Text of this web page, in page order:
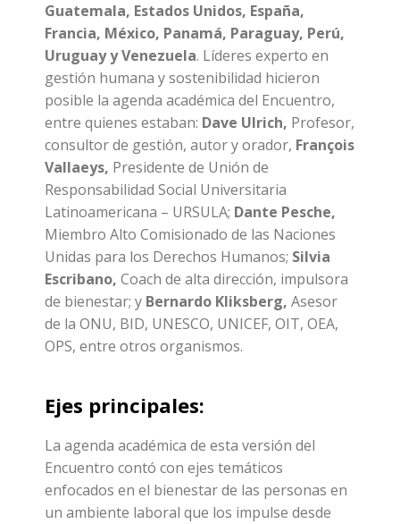
Guatemala, Estados Unidos, España,
Francia, México, Panamá, Paraguay, Perú,
Uruguay y Venezuela. Líderes experto en
gestión humana y sostenibilidad hicieron
posible la agenda académica del Encuentro,
entre quienes estaban: Dave Ulrich, Profesor,
consultor de gestión, autor y orador, François
Vallaeys, Presidente de Unión de
Responsabilidad Social Universitaria
Latinoamericana – URSULA; Dante Pesche,
Miembro Alto Comisionado de las Naciones
Unidas para los Derechos Humanos; Silvia
Escribano, Coach de alta dirección, impulsora
de bienestar; y Bernardo Kliksberg, Asesor
de la ONU, BID, UNESCO, UNICEF, OIT, OEA,
OPS, entre otros organismos.
Ejes principales:
La agenda académica de esta versión del
Encuentro contó con ejes temáticos
enfocados en el bienestar de las personas en
un ambiente laboral que los impulse desde